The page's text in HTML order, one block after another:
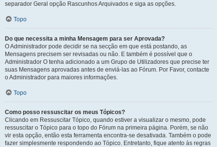
separador Geral opção Rascunhos Arquivados e siga as opções.
Topo
Do que necessita a minha Mensagem para ser Aprovada?
O Administrador pode decidir se na secção em que está postando, as
Mensagens precisem ser revisadas ou não. E também é possível que o
Administrador O tenha adicionado a um Grupo de Utilizadores que precise ter
suas Mensagens aprovadas antes de enviá-las ao Fórum. Por Favor, contacte
o Administrador para maiores informações.
Topo
Como posso ressuscitar os meus Tópicos?
Clicando em Ressuscitar Tópico, quando estiver a visualizar o mesmo, pode
ressuscitar o Tópico para o topo do Fórum na primeira página. Porém, se não
vir esta opção, então esta ferramenta encontra-se desativada. Também o pode
fazer simplesmente respondendo ao Tópico. Entretanto, fique atento às regras